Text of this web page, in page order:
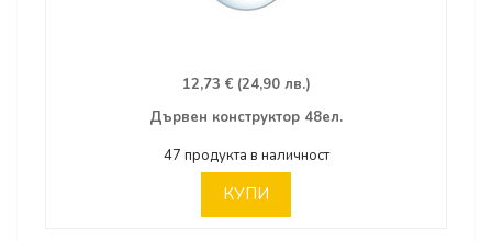
12,73 € (24,90 лв.)
Дървен конструктор 48ел.
47 продукта в наличност
КУПИ